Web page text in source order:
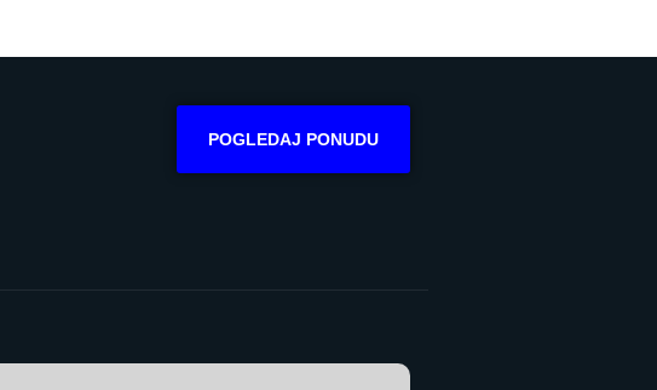
POGLEDAJ PONUDU